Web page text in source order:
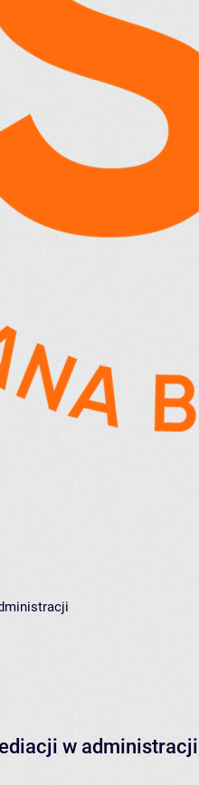
w administracji